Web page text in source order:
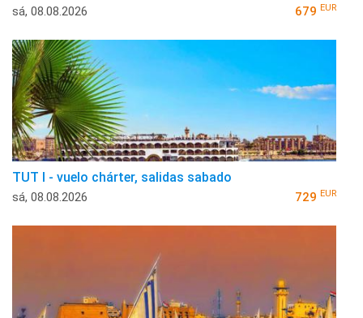
sá, 08.08.2026 679 EUR
TUT I - vuelo chárter, salidas sabado
sá, 08.08.2026 729 EUR